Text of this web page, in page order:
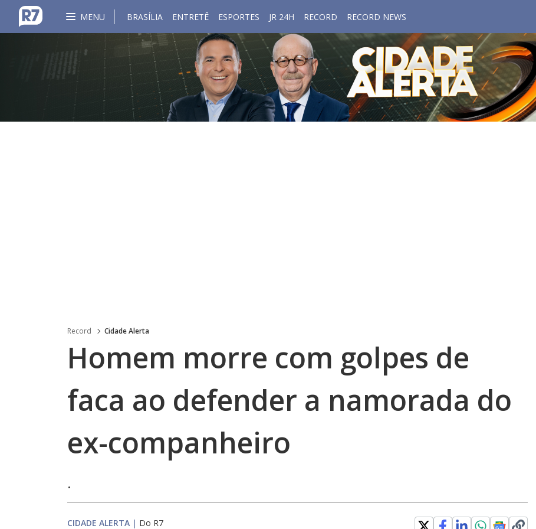
MENU BRASÍLIA ENTRETÊ ESPORTES JR 24H RECORD RECORD NEWS
Record Cidade Alerta
Homem morre com golpes de
faca ao defender a namorada do
ex-companheiro
.
CIDADE ALERTA | Do R7